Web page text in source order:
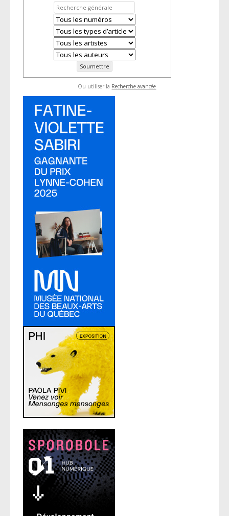
Ou utiliser la Recherche avancée